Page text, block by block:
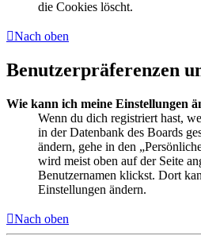
die Cookies löscht.
Nach oben
Benutzerpräferenzen
Wie kann ich meine Einstellungen
Wenn du dich registriert hast,
in der Datenbank des Boards
ändern, gehe in den
wird meist oben auf der Seite
Benutzernamen klickst. Dort
Einstellungen ändern.
Nach oben